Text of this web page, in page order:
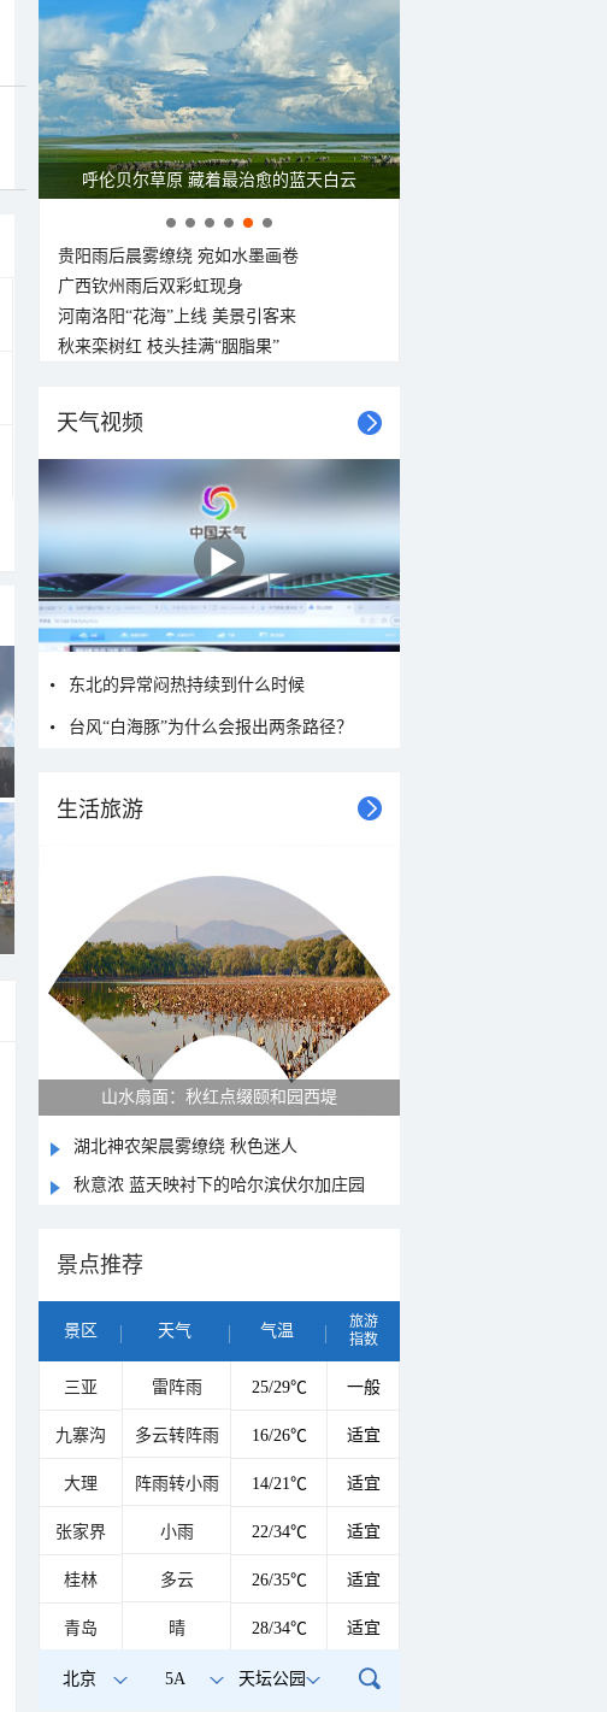
呼伦贝尔草原 藏着最治愈的蓝天白云
贵阳雨后晨雾缭绕 宛如水墨画卷
广西钦州雨后双彩虹现身
河南洛阳“花海”上线 美景引客来
秋来栾树红 枝头挂满“胭脂果”
天气视频
东北的异常闷热持续到什么时候
台风“白海豚”为什么会报出两条路径？
生活旅游
山水扇面：秋红点缀颐和园西堤
湖北神农架晨雾缭绕 秋色迷人
秋意浓 蓝天映衬下的哈尔滨伏尔加庄园
景点推荐
景区 天气 气温
旅游
指数
三亚 雷阵雨 25/29℃ 一般
九寨沟 多云转阵雨 16/26℃ 适宜
大理 阵雨转小雨 14/21℃ 适宜
张家界 小雨 22/34℃ 适宜
桂林 多云 26/35℃ 适宜
青岛 晴 28/34℃ 适宜
北京 5A 天坛公园